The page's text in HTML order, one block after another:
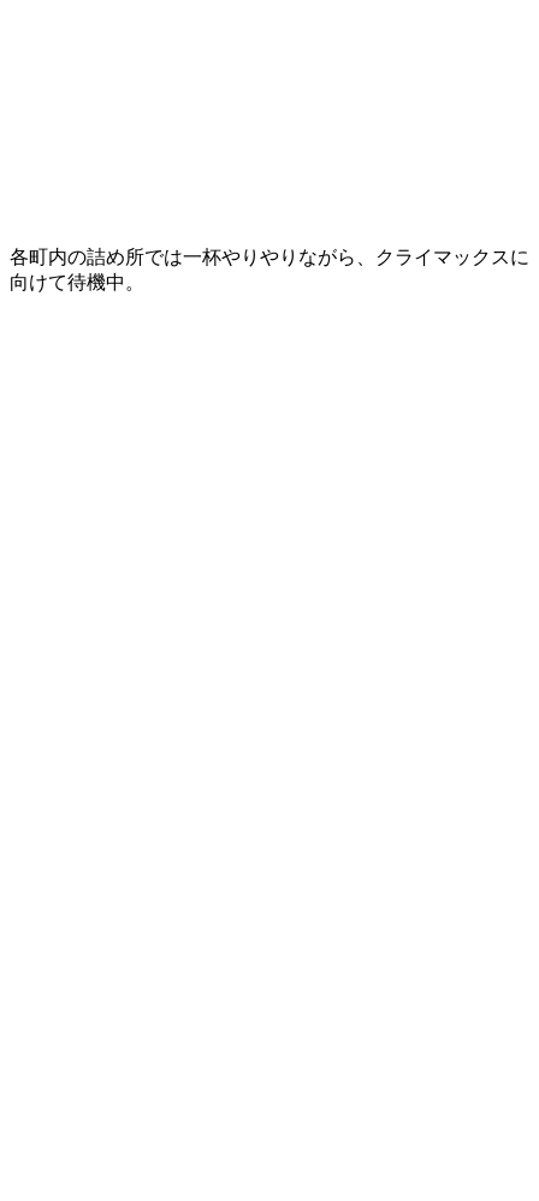
各町内の詰め所では一杯やりやりながら、クライマックスに
向けて待機中。